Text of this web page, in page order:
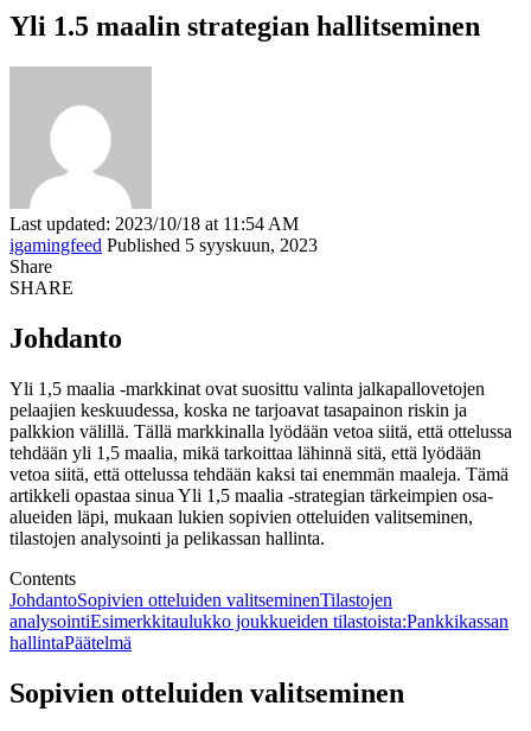
Yli 1.5 maalin strategian hallitseminen
Last updated: 2023/10/18 at 11:54 AM
igamingfeed Published 5 syyskuun, 2023
Share
SHARE
Johdanto
Yli 1,5 maalia -markkinat ovat suosittu valinta jalkapallovetojen
pelaajien keskuudessa, koska ne tarjoavat tasapainon riskin ja
palkkion välillä. Tällä markkinalla lyödään vetoa siitä, että ottelussa
tehdään yli 1,5 maalia, mikä tarkoittaa lähinnä sitä, että lyödään
vetoa siitä, että ottelussa tehdään kaksi tai enemmän maaleja. Tämä
artikkeli opastaa sinua Yli 1,5 maalia -strategian tärkeimpien osa-
alueiden läpi, mukaan lukien sopivien otteluiden valitseminen,
tilastojen analysointi ja pelikassan hallinta.
Contents
JohdantoSopivien otteluiden valitseminenTilastojen
analysointiEsimerkkitaulukko joukkueiden tilastoista:Pankkikassan
hallintaPäätelmä
Sopivien otteluiden valitseminen